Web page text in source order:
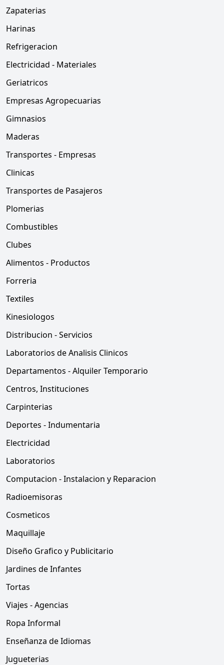
Zapaterias
Harinas
Refrigeracion
Electricidad - Materiales
Geriatricos
Empresas Agropecuarias
Gimnasios
Maderas
Transportes - Empresas
Clinicas
Transportes de Pasajeros
Plomerias
Combustibles
Clubes
Alimentos - Productos
Forreria
Textiles
Kinesiologos
Distribucion - Servicios
Laboratorios de Analisis Clinicos
Departamentos - Alquiler Temporario
Centros, Instituciones
Carpinterias
Deportes - Indumentaria
Electricidad
Laboratorios
Computacion - Instalacion y Reparacion
Radioemisoras
Cosmeticos
Maquillaje
Diseño Grafico y Publicitario
Jardines de Infantes
Tortas
Viajes - Agencias
Ropa Informal
Enseñanza de Idiomas
Jugueterias